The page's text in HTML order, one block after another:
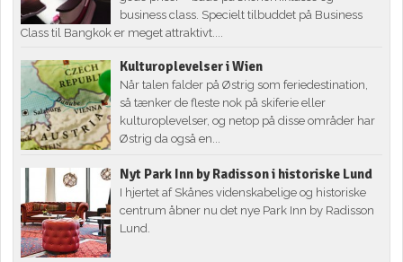
business class. Specielt tilbuddet på Business
Class til Bangkok er meget attraktivt....
Kulturoplevelser i Wien
Når talen falder på Østrig som feriedestination,
så tænker de fleste nok på skiferie eller
kulturoplevelser, og netop på disse områder har
Østrig da også en...
Nyt Park Inn by Radisson i historiske Lund
I hjertet af Skånes videnskabelige og historiske
centrum åbner nu det nye Park Inn by Radisson
Lund.